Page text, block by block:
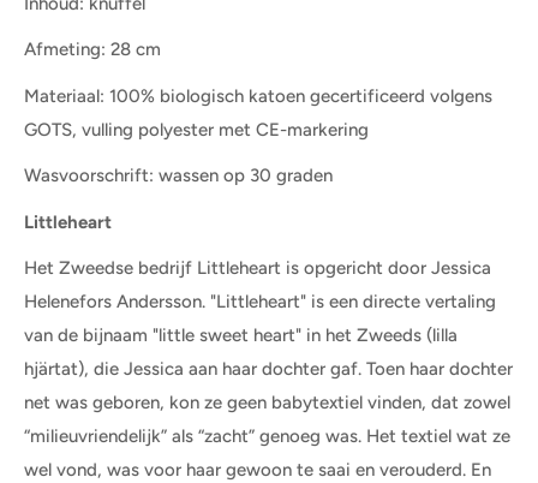
Afmeting: 28 cm
Materiaal: 100% biologisch katoen gecertificeerd volgens
GOTS, vulling polyester met CE-markering
Wasvoorschrift: wassen op 30 graden
Littleheart
Het Zweedse bedrijf Littleheart is opgericht door Jessica
Helenefors Andersson. "Littleheart" is een directe vertaling
van de bijnaam "little sweet heart" in het Zweeds (lilla
hjärtat), die Jessica aan haar dochter gaf. Toen haar dochter
net was geboren, kon ze geen babytextiel vinden, dat zowel
“milieuvriendelijk” als “zacht” genoeg was. Het textiel wat ze
wel vond, was voor haar gewoon te saai en verouderd. En